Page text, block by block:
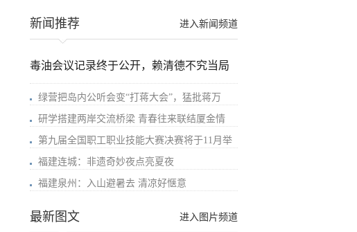
进入新闻频道
新闻推荐
毒油会议记录终于公开，赖清德不究当局
绿营把岛内公听会变“打蒋大会”，猛批蒋万
研学搭建两岸交流桥梁 青春往来联结厦金情
第九届全国职工职业技能大赛决赛将于11月举
福建连城：非遗奇妙夜点亮夏夜
福建泉州：入山避暑去 清凉好惬意
进入图片频道
最新图文